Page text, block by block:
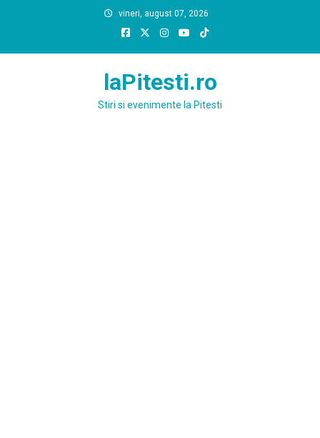
vineri, august 07, 2026
laPitesti.ro
Stiri si evenimente la Pitesti